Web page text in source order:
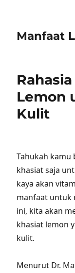
Manfaat
Lemon
Kulit
Tahukah kamu
khasiat saja
kaya akan
manfaat untuk
ini, kita akan
khasiat lemon
kulit.
Menurut Dr.